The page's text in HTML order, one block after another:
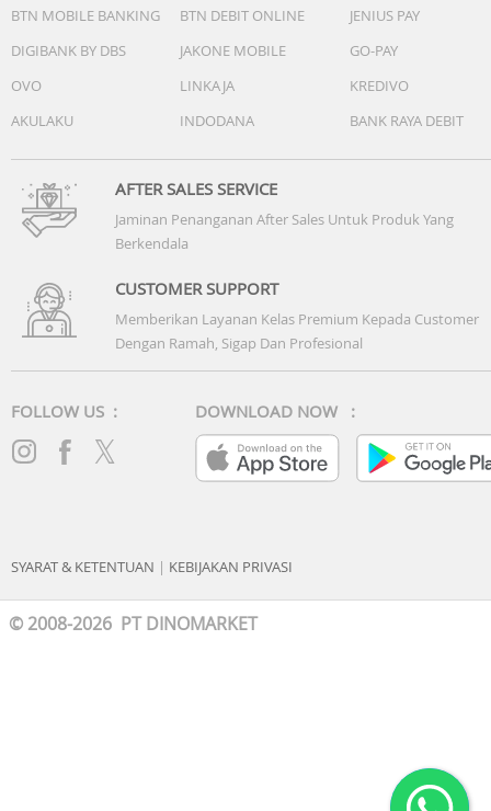
BTN MOBILE BANKING
BTN DEBIT ONLINE
JENIUS PAY
DIGIBANK BY DBS
JAKONE MOBILE
GO-PAY
OVO
LINKAJA
KREDIVO
AKULAKU
INDODANA BANK RAYA DEBIT
AFTER SALES SERVICE
Jaminan Penanganan After Sales Untuk Produk Yang
Berkendala
CUSTOMER SUPPORT
Memberikan Layanan Kelas Premium Kepada Customer
Dengan Ramah, Sigap Dan Profesional
FOLLOW US : DOWNLOAD NOW :
SYARAT & KETENTUAN | KEBIJAKAN PRIVASI
© 2008-2026 PT DINOMARKET